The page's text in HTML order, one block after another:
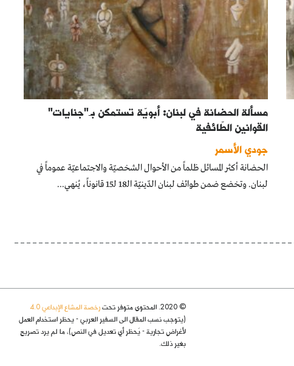
مسألة الحضانة في لبنان: أبويّة تستمكن بـ"جنايات"
القوانين الطّائفية
جودي الأسمر
الحضانة أكثر المسائل ظلماً من الأحوال الشخصيّة والاجتماعيّة عموماً في
لبنان. وتخضع ضمن طوائف لبنان الدّينيّة الـ18 لـ15 قانوناً، يُنهي...
© 2020. المحتوى متوفر تحت
رخصة المشاع الإبداعي 4.0
(يتوجب نسب المقال الى السفير العربي - يحظر استخدام العمل
لأغراض تجارية - يُحظر أي تعديل في النص)، ما لم يرد تصريح
بغير ذلك.